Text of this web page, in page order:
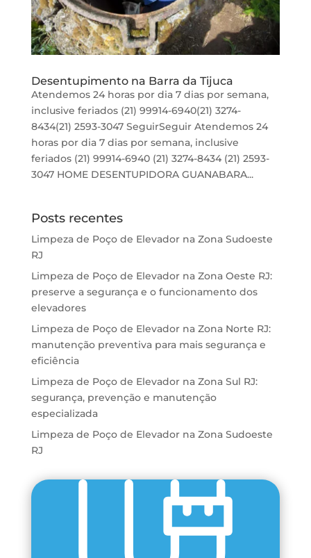
Desentupimento na Barra da Tijuca
Atendemos 24 horas por dia 7 dias por semana,
inclusive feriados (21) 99914-6940(21) 3274-
8434(21) 2593-3047 SeguirSeguir Atendemos 24
horas por dia 7 dias por semana, inclusive
feriados (21) 99914-6940 (21) 3274-8434 (21) 2593-
3047 HOME DESENTUPIDORA GUANABARA...
Posts recentes
Limpeza de Poço de Elevador na Zona Sudoeste
RJ
Limpeza de Poço de Elevador na Zona Oeste RJ:
preserve a segurança e o funcionamento dos
elevadores
Limpeza de Poço de Elevador na Zona Norte RJ:
manutenção preventiva para mais segurança e
eficiência
Limpeza de Poço de Elevador na Zona Sul RJ:
segurança, prevenção e manutenção
especializada
Limpeza de Poço de Elevador na Zona Sudoeste
RJ